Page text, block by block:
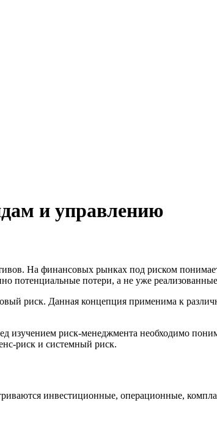
и управлению
На финансовых рынках под риском
потенциальные потери, а не уже
риск. Данная концепция применима к
изучением риск-менеджмента необходимо
риск и системный риск.
инвестиционные, операционные,